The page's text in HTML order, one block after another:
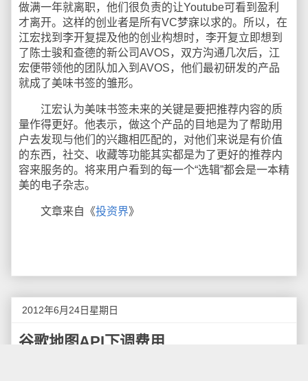
做满一年就离职，他们很负责的让Youtube可看到盈利
才离开。这样的创业者是所有VC梦寐以求的。所以，在
江宏找到李开复提及他的创业构想时，李开复立即想到
了陈士骏和查德的新公司AVOS，双方沟通几次后，江
宏便带领他的团队加入到AVOS，他们最初研发的产品
就成了美味书签的雏形。
江宏认为美味书签未来的关键是要把推荐内容的质
量作得更好。他表示，做这个产品的目地是为了帮助用
户去发现与他们的兴趣相匹配的，对他们来说是有价值
的东西，社交、收藏等功能其实都是为了更好的推荐内
容来服务的。将来用户看到的每一个“选辑”都会是一本精
美的电子杂志。
文章来自《投资界》
2012年6月24日星期日
谷歌地图API下调费用